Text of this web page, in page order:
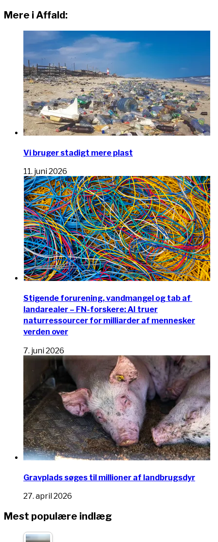
Mere i Affald:
Vi bruger stadigt mere plast
11. juni 2026
Stigende forurening, vandmangel og tab af ​​
landarealer – FN-forskere: AI truer
naturressourcer for milliarder af mennesker
verden over
7. juni 2026
Gravplads søges til millioner af landbrugsdyr
27. april 2026
Mest populære indlæg